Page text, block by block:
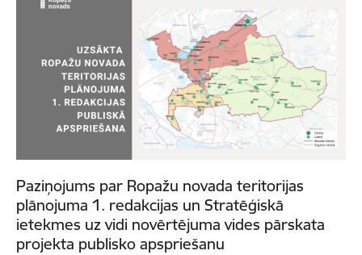
Paziņojums par Ropažu novada teritorijas
plānojuma 1. redakcijas un Stratēģiskā
ietekmes uz vidi novērtējuma vides pārskata
projekta publisko apspriešanu